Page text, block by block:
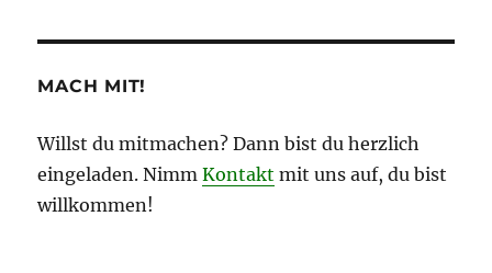
MACH MIT!
Willst du mitmachen? Dann bist du herzlich
eingeladen. NimmKontakt mit uns auf, du bist
willkommen!